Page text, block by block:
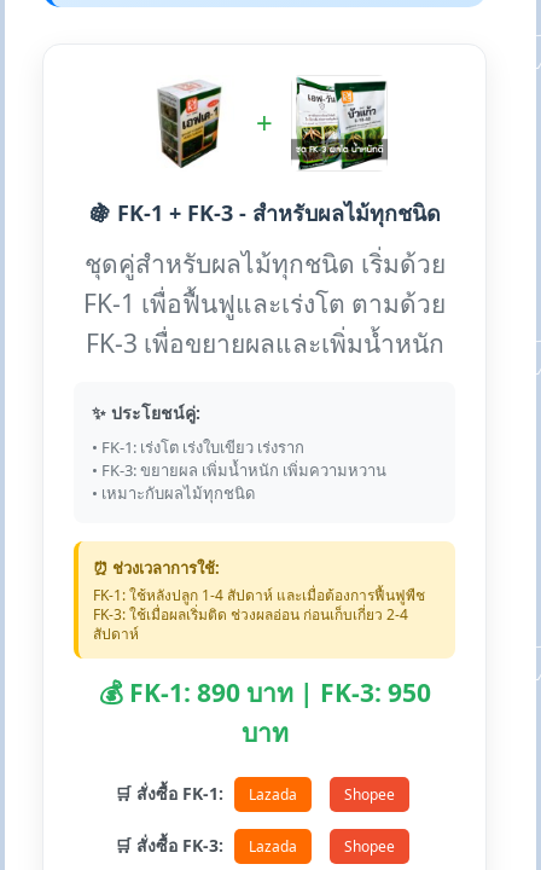
+
🍇 FK-1 + FK-3 - สำหรับผลไม้ทุกชนิด
ชุดคู่สำหรับผลไม้ทุกชนิด เริ่มด้วย
FK-1 เพื่อฟื้นฟูและเร่งโต ตามด้วย
FK-3 เพื่อขยายผลและเพิ่มน้ำหนัก
✨ ประโยชน์คู่:
• FK-1: เร่งโต เร่งใบเขียว เร่งราก
• FK-3: ขยายผล เพิ่มน้ำหนัก เพิ่มความหวาน
• เหมาะกับผลไม้ทุกชนิด
⏰ ช่วงเวลาการใช้:
FK-1: ใช้หลังปลูก 1-4 สัปดาห์ และเมื่อต้องการฟื้นฟูพืช
FK-3: ใช้เมื่อผลเริ่มติด ช่วงผลอ่อน ก่อนเก็บเกี่ยว 2-4
สัปดาห์
💰 FK-1: 890 บาท | FK-3: 950
บาท
🛒 สั่งซื้อ FK-1: Lazada Shopee
🛒 สั่งซื้อ FK-3: Lazada Shopee